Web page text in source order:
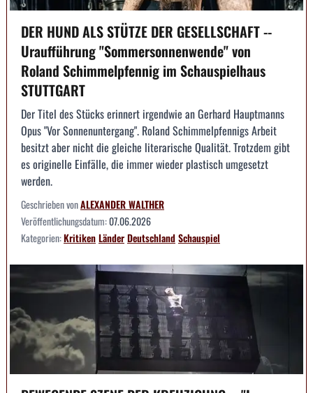
DER HUND ALS STÜTZE DER GESELLSCHAFT --
Uraufführung "Sommersonnenwende" von
Roland Schimmelpfennig im Schauspielhaus
STUTTGART
Der Titel des Stücks erinnert irgendwie an Gerhard Hauptmanns
Opus "Vor Sonnenuntergang". Roland Schimmelpfennigs Arbeit
besitzt aber nicht die gleiche literarische Qualität. Trotzdem gibt
es originelle Einfälle, die immer wieder plastisch umgesetzt
werden.
Geschrieben vonALEXANDER WALTHER
Veröffentlichungsdatum:07.06.2026
Kategorien:KritikenLänderDeutschlandSchauspiel